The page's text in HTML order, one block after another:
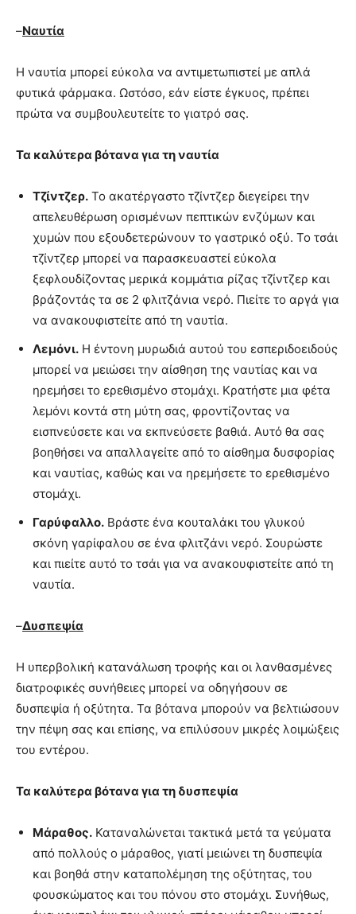
–Ναυτία
Η ναυτία μπορεί εύκολα να αντιμετωπιστεί με απλά
φυτικά φάρμακα. Ωστόσο, εάν είστε έγκυος, πρέπει
πρώτα να συμβουλευτείτε το γιατρό σας.
Τα καλύτερα βότανα για τη ναυτία
Τζίντζερ. Το ακατέργαστο τζίντζερ διεγείρει την
απελευθέρωση ορισμένων πεπτικών ενζύμων και
χυμών που εξουδετερώνουν το γαστρικό οξύ. Το τσάι
τζίντζερ μπορεί να παρασκευαστεί εύκολα
ξεφλουδίζοντας μερικά κομμάτια ρίζας τζίντζερ και
βράζοντάς τα σε 2 φλιτζάνια νερό. Πιείτε το αργά για
να ανακουφιστείτε από τη ναυτία.
Λεμόνι. Η έντονη μυρωδιά αυτού του εσπεριδοειδούς
μπορεί να μειώσει την αίσθηση της ναυτίας και να
ηρεμήσει το ερεθισμένο στομάχι. Κρατήστε μια φέτα
λεμόνι κοντά στη μύτη σας, φροντίζοντας να
εισπνεύσετε και να εκπνεύσετε βαθιά. Αυτό θα σας
βοηθήσει να απαλλαγείτε από το αίσθημα δυσφορίας
και ναυτίας, καθώς και να ηρεμήσετε το ερεθισμένο
στομάχι.
Γαρύφαλλο. Βράστε ένα κουταλάκι του γλυκού
σκόνη γαρίφαλου σε ένα φλιτζάνι νερό. Σουρώστε
και πιείτε αυτό το τσάι για να ανακουφιστείτε από τη
ναυτία.
–Δυσπεψία
Η υπερβολική κατανάλωση τροφής και οι λανθασμένες
διατροφικές συνήθειες μπορεί να οδηγήσουν σε
δυσπεψία ή οξύτητα. Τα βότανα μπορούν να βελτιώσουν
την πέψη σας και επίσης, να επιλύσουν μικρές λοιμώξεις
του εντέρου.
Τα καλύτερα βότανα για τη δυσπεψία
Μάραθος. Καταναλώνεται τακτικά μετά τα γεύματα
από πολλούς ο μάραθος, γιατί μειώνει τη δυσπεψία
και βοηθά στην καταπολέμηση της οξύτητας, του
φουσκώματος και του πόνου στο στομάχι. Συνήθως,